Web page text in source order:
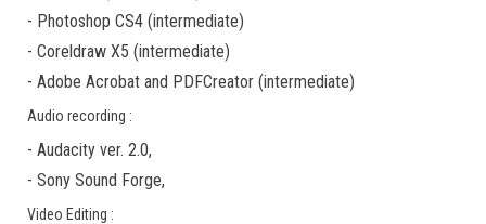
- Photoshop CS4 (intermediate)
- Coreldraw X5 (intermediate)
- Adobe Acrobat and PDFCreator (intermediate)
Audio recording :
- Audacity ver. 2.0,
- Sony Sound Forge,
Video Editing :